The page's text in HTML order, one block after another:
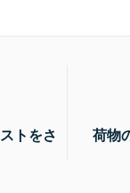
トをさ
荷物